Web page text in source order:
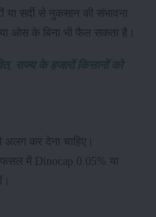
सर्दी से नुकसान की संभावना
ओस के बिना भी फैल सकता है।
राज्य के हजारों किसानों को
अलग कर देना चाहिए।
फसल में Dinocap 0.05% या